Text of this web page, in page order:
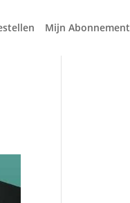
Mijn Abonnement